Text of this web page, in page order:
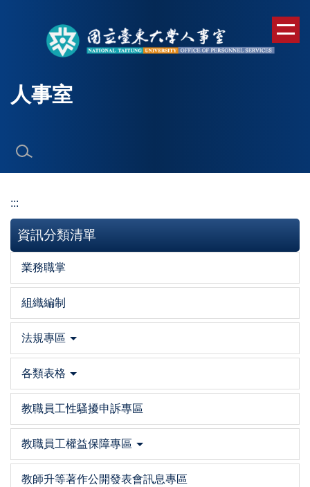
人事室
:::
資訊分類清單
業務職掌
組織編制
法規專區
各類表格
教職員工性騷擾申訴專區
教職員工權益保障專區
教師升等著作公開發表會訊息專區